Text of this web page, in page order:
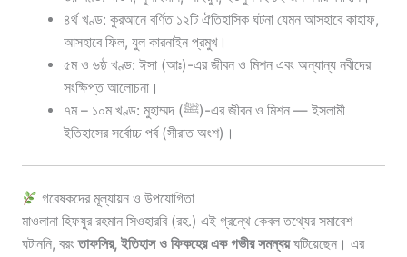
৪র্থ খণ্ড: কুরআনে বর্ণিত ১২টি ঐতিহাসিক ঘটনা যেমন আসহাবে কাহাফ,
আসহাবে ফিল, যুল কারনাইন প্রমুখ।
৫ম ও ৬ষ্ঠ খণ্ড: ঈসা (আঃ)-এর জীবন ও মিশন এবং অন্যান্য নবীদের
সংক্ষিপ্ত আলোচনা।
৭ম – ১০ম খণ্ড: মুহাম্মদ (ﷺ)-এর জীবন ও মিশন — ইসলামী
ইতিহাসের সর্বোচ্চ পর্ব (সীরাত অংশ)।
গবেষকদের মূল্যায়ন ও উপযোগিতা
মাওলানা হিফযুর রহমান সিওহারবি (রহ.) এই গ্রন্থে কেবল তথ্যের সমাবেশ
ঘটাননি, বরংতাফসির, ইতিহাস ও ফিকহের এক গভীর সমন্বয়ঘটিয়েছেন। এর